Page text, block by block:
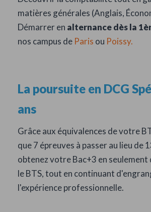
matières générales (Anglais,
Démarrer en alternance dès la
nos campus de Paris ou Poissy.
La poursuite en DCG
ans
Grâce aux équivalences de votre
que 7 épreuves à passer au lieu de
obtenez votre Bac+3 en seulement
le BTS, tout en continuant
l'expérience professionnelle.